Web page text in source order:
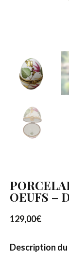
OEUFS –
129,00€
Description